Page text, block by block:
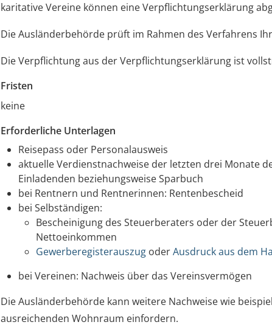
karitative Vereine können eine Verpflichtungserklärung
Die Ausländerbehörde prüft im Rahmen des Verfahrens
Die Verpflichtung aus der Verpflichtungserklärung ist
Fristen
keine
Erforderliche Unterlagen
Reisepass oder Personalausweis
aktuelle Verdienstnachweise der letzten drei Monate
Einladenden beziehungsweise Sparbuch
bei Rentnern und Rentnerinnen: Rentenbescheid
bei Selbständigen:
Bescheinigung des Steuerberaters oder der
Nettoeinkommen
Gewerberegisterauszug oderAusdruck aus dem
bei Vereinen: Nachweis über das Vereinsvermögen
Die Ausländerbehörde kann weitere Nachweise wie
ausreichenden Wohnraum einfordern.